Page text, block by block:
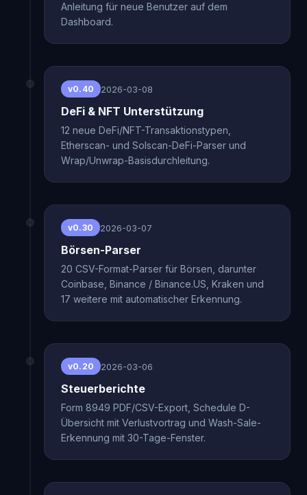
Anleitung für neue Benutzer auf dem
Dashboard.
v0.40 2026-03-08
DeFi & NFT Unterstützung
12 neue DeFi/NFT-Transaktionstypen,
Etherscan- und Solscan-DeFi-Parser und
Wrap/Unwrap-Basisdurchleitung.
v0.30 2026-03-07
Börsen-Parser
20 CSV-Format-Parser für Börsen, darunter
Coinbase, Binance / Binance.US, Kraken und
17 weitere mit automatischer Erkennung.
v0.20 2026-03-06
Steuerberichte
Form 8949 PDF/CSV-Export, Schedule D-
Übersicht mit Verlustvortrag und Wash-Sale-
Erkennung mit 30-Tage-Fenster.